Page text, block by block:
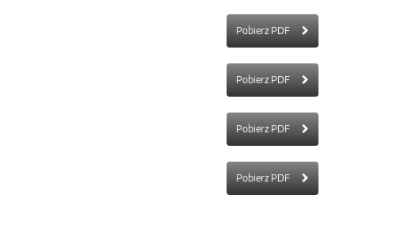
Pobierz PDF
Pobierz PDF
Pobierz PDF
Pobierz PDF